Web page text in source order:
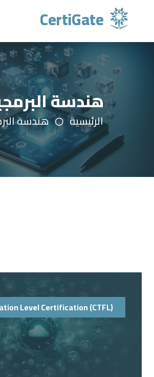
CertiGate
هندسة
الرئيسية هندسة
Level Certification (CTFL)